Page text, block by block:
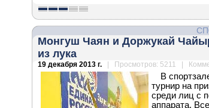
Монгуш Чаян и Доржукай
из лука
19 декабря 2013 г. | Просмотров: 5211 |
В
турнир на
среди лиц с
аппарата.